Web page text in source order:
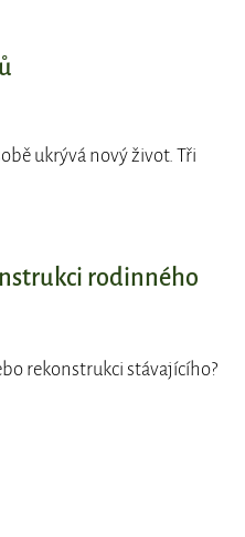
ukrývá nový život. Tři
rodinného
rekonstrukci stávajícího?